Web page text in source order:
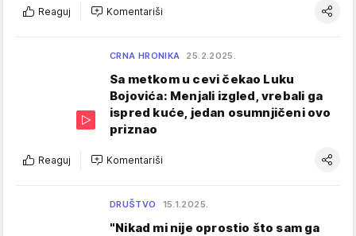
Reaguj Komentariši
CRNA HRONIKA 25.2.2025.
Sa metkom u cevi čekao Luku
Bojovića: Menjali izgled, vrebali ga
ispred kuće, jedan osumnjičeni ovo
priznao
Reaguj Komentariši
DRUŠTVO 15.1.2025.
"Nikad mi nije oprostio što sam ga